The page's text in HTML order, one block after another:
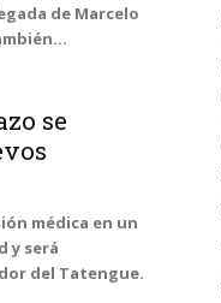
de Marcelo
se
médica en un
y será
del Tatengue.